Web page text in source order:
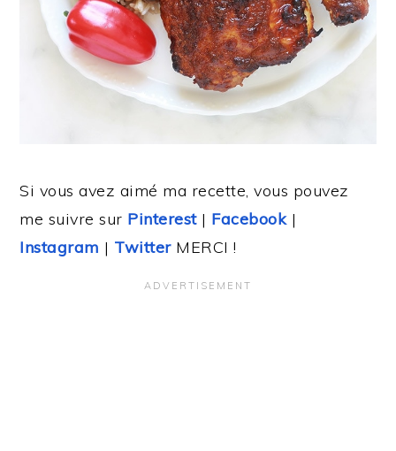
Si vous avez aimé ma recette, vous pouvez
me suivre sur Pinterest| Facebook|
Instagram | TwitterMERCI !